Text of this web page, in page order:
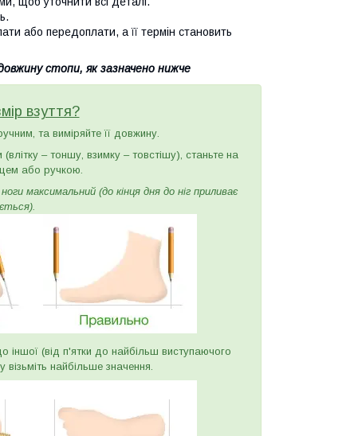
або передоплати, а її термін становить
стопи, як зазначено нижче
взуття?
та виміряйте її довжину.
– тоншу, взимку – товстішу), станьте на
або ручкою.
максимальний (до кінця дня до ніг приливає
іншої (від п'ятки до найбільш виступаючого
найбільше значення.